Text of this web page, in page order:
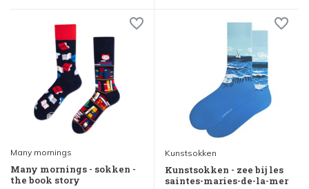
Many mornings
Many mornings - sokken -
the book story
Kunstsokken
Kunstsokken - zee bij les
saintes-maries-de-la-mer